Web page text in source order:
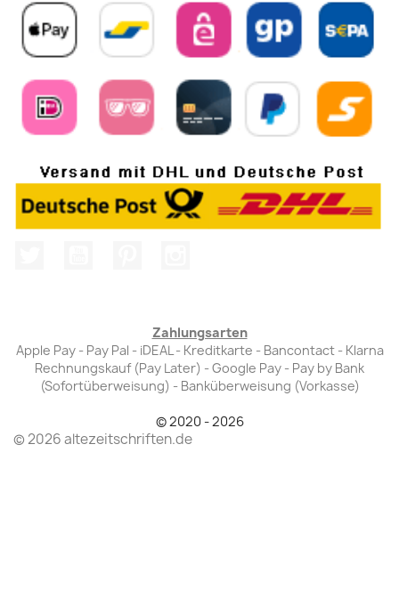
Zahlungsarten
Apple Pay - Pay Pal - iDEAL - Kreditkarte - Bancontact - Klarna
Rechnungskauf (Pay Later) - Google Pay - Pay by Bank
(Sofortüberweisung) - Banküberweisung (Vorkasse)
© 2020 - 2026
© 2026 altezeitschriften.de